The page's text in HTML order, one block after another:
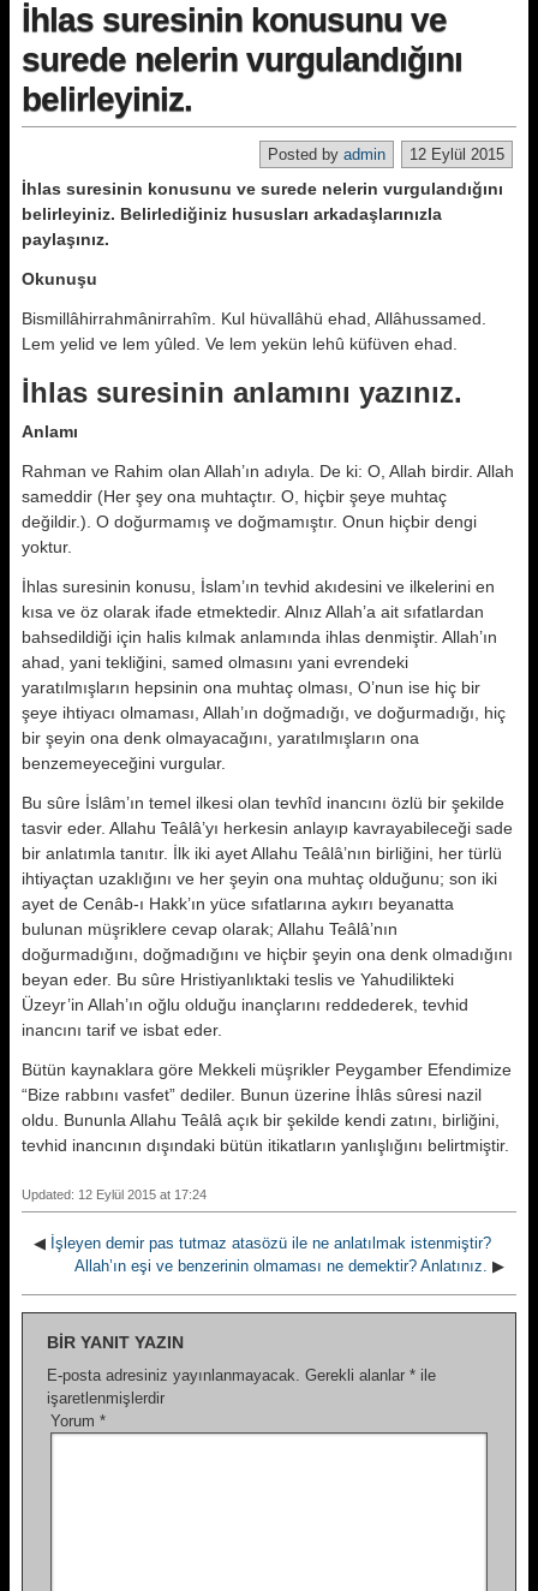
İhlas suresinin konusunu ve
surede nelerin vurgulandığını
belirleyiniz.
12 Eylül 2015
Posted by admin
İhlas suresinin konusunu ve surede nelerin vurgulandığını
belirleyiniz. Belirlediğiniz hususları arkadaşlarınızla
paylaşınız.
Okunuşu
Bismillâhirrahmânirrahîm. Kul hüvallâhü ehad, Allâhussamed.
Lem yelid ve lem yûled. Ve lem yekün lehû küfüven ehad.
İhlas suresinin anlamını yazınız.
Anlamı
Rahman ve Rahim olan Allah’ın adıyla. De ki: O, Allah birdir. Allah
sameddir (Her şey ona muhtaçtır. O, hiçbir şeye muhtaç
değildir.). O doğurmamış ve doğmamıştır. Onun hiçbir dengi
yoktur.
İhlas suresinin konusu, İslam’ın tevhid akıdesini ve ilkelerini en
kısa ve öz olarak ifade etmektedir. Alnız Allah’a ait sıfatlardan
bahsedildiği için halis kılmak anlamında ihlas denmiştir. Allah’ın
ahad, yani tekliğini, samed olmasını yani evrendeki
yaratılmışların hepsinin ona muhtaç olması, O’nun ise hiç bir
şeye ihtiyacı olmaması, Allah’ın doğmadığı, ve doğurmadığı, hiç
bir şeyin ona denk olmayacağını, yaratılmışların ona
benzemeyeceğini vurgular.
Bu sûre İslâm’ın temel ilkesi olan tevhîd inancını özlü bir şekilde
tasvir eder. Allahu Teâlâ’yı herkesin anlayıp kavrayabileceği sade
bir anlatımla tanıtır. İlk iki ayet Allahu Teâlâ’nın birliğini, her türlü
ihtiyaçtan uzaklığını ve her şeyin ona muhtaç olduğunu; son iki
ayet de Cenâb-ı Hakk’ın yüce sıfatlarına aykırı beyanatta
bulunan müşriklere cevap olarak; Allahu Teâlâ’nın
doğurmadığını, doğmadığını ve hiçbir şeyin ona denk olmadığını
beyan eder. Bu sûre Hristiyanlıktaki teslis ve Yahudilikteki
Üzeyr’in Allah’ın oğlu olduğu inançlarını reddederek, tevhid
inancını tarif ve isbat eder.
Bütün kaynaklara göre Mekkeli müşrikler Peygamber Efendimize
“Bize rabbını vasfet” dediler. Bunun üzerine İhlâs sûresi nazil
oldu. Bununla Allahu Teâlâ açık bir şekilde kendi zatını, birliğini,
tevhid inancının dışındaki bütün itikatların yanlışlığını belirtmiştir.
Updated: 12 Eylül 2015 at 17:24
◀ İşleyen demir pas tutmaz atasözü ile ne anlatılmak istenmiştir?
Allah’ın eşi ve benzerinin olmaması ne demektir? Anlatınız. ▶
BIR YANIT YAZIN
E-posta adresiniz yayınlanmayacak. Gerekli alanlar * ile
işaretlenmişlerdir
Yorum *